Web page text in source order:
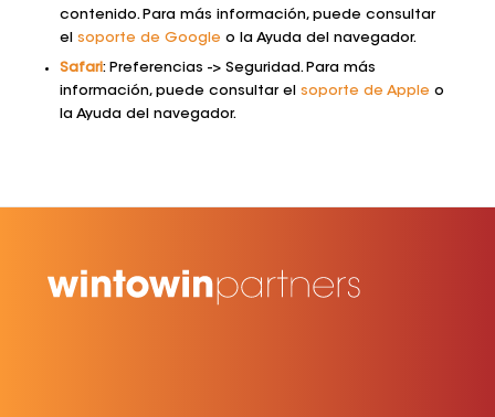
contenido. Para más información, puede consultar
el soporte de Google o la Ayuda del navegador.
Safari: Preferencias -> Seguridad. Para más
información, puede consultar el soporte de Apple o
la Ayuda del navegador.